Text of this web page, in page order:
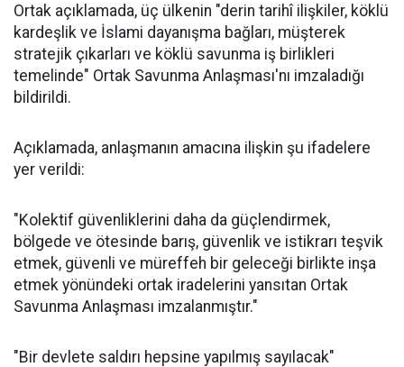
Ortak açıklamada, üç ülkenin "derin tarihî ilişkiler, köklü
kardeşlik ve İslami dayanışma bağları, müşterek
stratejik çıkarları ve köklü savunma iş birlikleri
temelinde" Ortak Savunma Anlaşması'nı imzaladığı
bildirildi.
Açıklamada, anlaşmanın amacına ilişkin şu ifadelere
yer verildi:
"Kolektif güvenliklerini daha da güçlendirmek,
bölgede ve ötesinde barış, güvenlik ve istikrarı teşvik
etmek, güvenli ve müreffeh bir geleceği birlikte inşa
etmek yönündeki ortak iradelerini yansıtan Ortak
Savunma Anlaşması imzalanmıştır."
"Bir devlete saldırı hepsine yapılmış sayılacak"